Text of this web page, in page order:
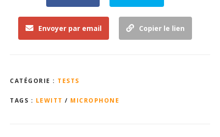
Envoyer par email Copier le lien
CATÉGORIE : TESTS
TAGS : LEWITT / MICROPHONE